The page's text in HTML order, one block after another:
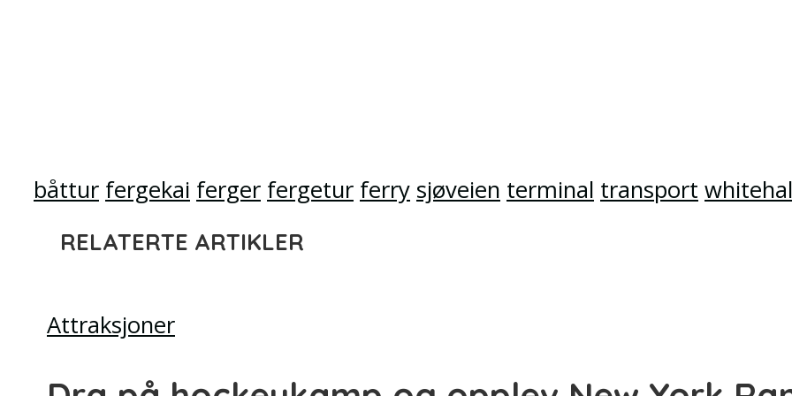
båttur fergekai ferger fergetur ferry sjøveien terminal transport
RELATERTE ARTIKLER
Attraksjoner